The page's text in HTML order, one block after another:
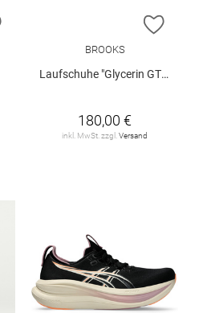
ZUR WUNSCHLISTE HINZUFÜGEN
ZUR
BROOKS
Laufschuhe "Glycerin GTS 23"
180,00 €
inkl. MwSt. zzgl. Versand